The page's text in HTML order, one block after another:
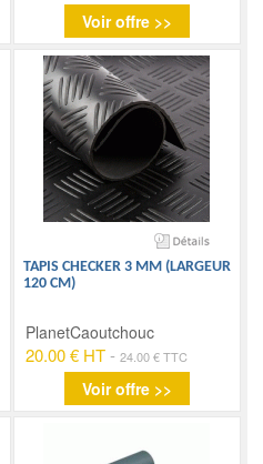
Voir offre >>
TAPIS CHECKER 3 MM (LARGEUR
120 CM)
PlanetCaoutchouc
20.00 € HT- 24.00 € TTC
Voir offre >>